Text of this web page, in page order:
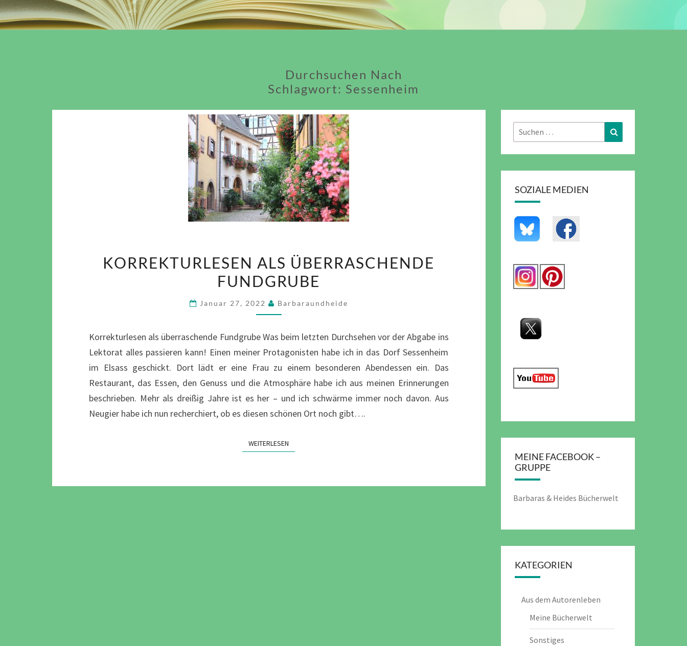
Durchsuchen Nach
Schlagwort: Sessenheim
ALS
ÜBERRASCHENDE
KORREKTURLESEN ALS ÜBERRASCHENDE
FUNDGRUBE
Januar 27, 2022 Barbaraundheide
Korrekturlesen als überraschende Fundgrube Was beim letzten Durchsehen vor der Abgabe ins
Lektorat alles passieren kann! Einen meiner Protagonisten habe ich in das Dorf Sessenheim
im Elsass geschickt. Dort lädt er eine Frau zu einem besonderen Abendessen ein. Das
Restaurant, das Essen, den Genuss und die Atmosphäre habe ich aus meinen Erinnerungen
beschrieben. Mehr als dreißig Jahre ist es her – und ich schwärme immer noch davon. Aus
Neugier habe ich nun recherchiert, ob es diesen schönen Ort noch gibt….
WEITERLESEN
Suchen
nach:
SOZIALE MEDIEN
MEINE FACEBOOK –
GRUPPE
Barbaras & Heides Bücherwelt
KATEGORIEN
Aus dem Autorenleben
Meine Bücherwelt
Sonstiges